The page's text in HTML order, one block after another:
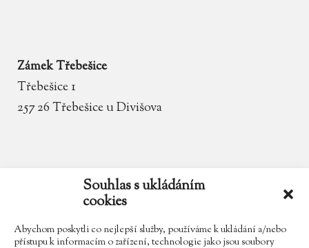
Souhlas s ukládáním
cookies
Abychom poskytli co nejlepší služby, používáme k ukládání a/nebo
přístupu k informacím o zařízení, technologie jako jsou soubory
Zámek Třebešice
Třebešice 1
257 26 Třebešice u Divišova
zamek.trebesice@volny.cz
602 354 467